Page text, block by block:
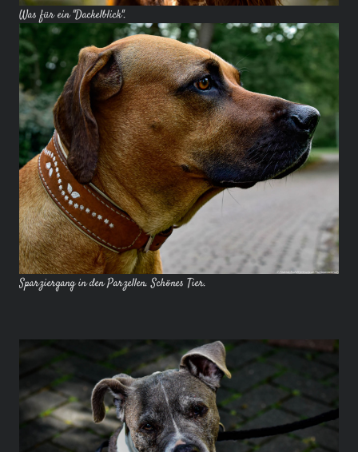
Was für ein "Dackelblick".
Sparziergang in den Parzellen. Schönes Tier.